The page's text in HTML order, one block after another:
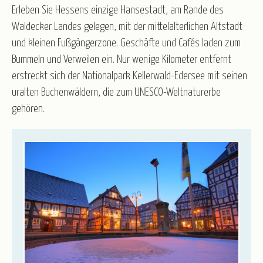
Weihnachten
Weihnachten & Silvester
Silvester
R.U.F Reisebüro
Service
Katalogbestellung
Luftfahrt - Schwarze Liste
Anmeldeformular für Reisebüros
Wir über uns
Partner/Referenzen Stellenangebote
Kontakt
Öffnungszeiten
Erleben Sie Hessens einzige Hansestadt, am Rande des
Waldecker Landes gelegen, mit der mittelalterlichen Altstadt
und kleinen Fußgängerzone. Geschäfte und Cafés laden zum
Bummeln und Verweilen ein. Nur wenige Kilometer entfernt
erstreckt sich der Nationalpark Kellerwald-Edersee mit seinen
uralten Buchenwäldern, die zum UNESCO-Weltnaturerbe
gehören.